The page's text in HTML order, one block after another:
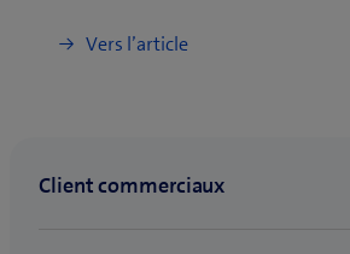
Vers l’article